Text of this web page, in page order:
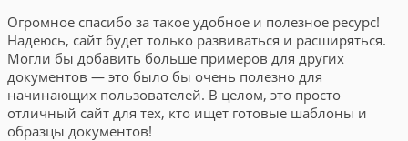
Огромное спасибо за такое удобное и полезное ресурс!
Надеюсь, сайт будет только развиваться и расширяться.
Могли бы добавить больше примеров для других
документов — это было бы очень полезно для
начинающих пользователей. В целом, это просто
отличный сайт для тех, кто ищет готовые шаблоны и
образцы документов!